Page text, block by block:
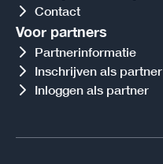
Contact
Voor partners
Partnerinformatie
Inschrijven als partner
Inloggen als partner